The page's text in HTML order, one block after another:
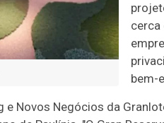
cerca
bem-
e Novos Negócios da